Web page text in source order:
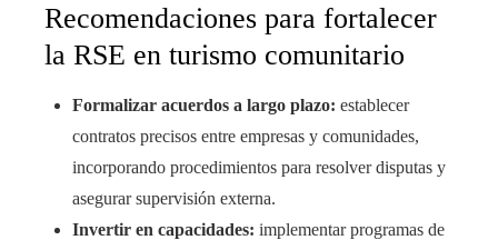
Recomendaciones para fortalecer
la RSE en turismo comunitario
Formalizar acuerdos a largo plazo: establecer
contratos precisos entre empresas y comunidades,
incorporando procedimientos para resolver disputas y
asegurar supervisión externa.
Invertir en capacidades: implementar programas de